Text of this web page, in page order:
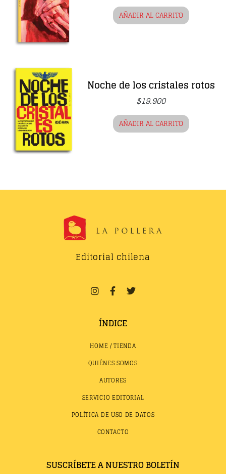
AÑADIR AL CARRITO
Noche de los cristales rotos
$19.900
AÑADIR AL CARRITO
Editorial chilena
ÍNDICE
HOME / TIENDA
QUIÉNES SOMOS
AUTORES
SERVICIO EDITORIAL
POLÍTICA DE USO DE DATOS
CONTACTO
SUSCRÍBETE A NUESTRO BOLETÍN